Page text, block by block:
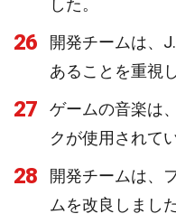
した。
26
開発チームは、
あることを重視
27
ゲームの音楽は
クが使用されて
28
開発チームは、
ムを改良しました